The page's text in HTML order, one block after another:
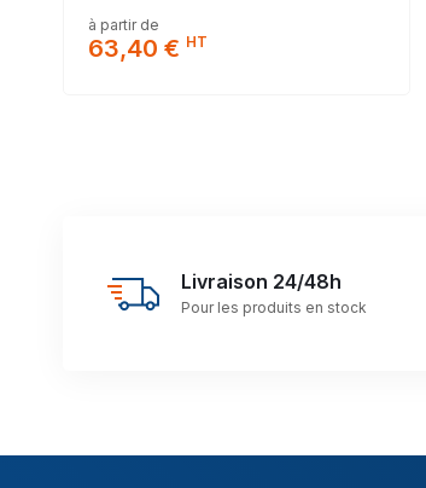
à partir de
63,40 € HT
Livraison 24/48h
Pour les produits en stock